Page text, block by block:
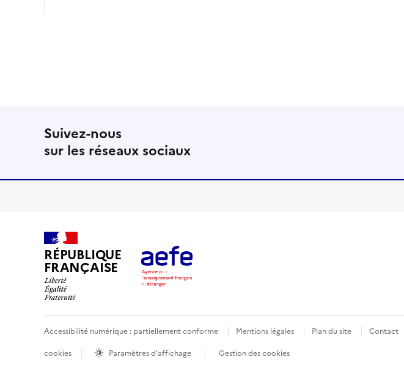
Suivez-nous
sur les réseaux sociaux
RÉPUBLIQUE
FRANÇAISE
Accessibilité numérique : partiellement conforme Mentions légales Plan du site Contact
cookies
Paramètres d'affichage Gestion des cookies